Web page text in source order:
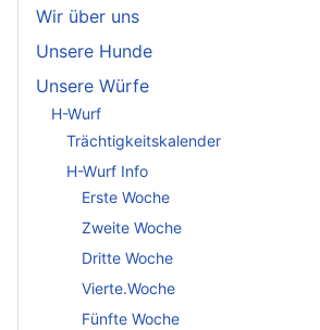
Wir über uns
Unsere Hunde
Unsere Würfe
H-Wurf
Trächtigkeitskalender
H-Wurf Info
Erste Woche
Zweite Woche
Dritte Woche
Vierte.Woche
Fünfte Woche